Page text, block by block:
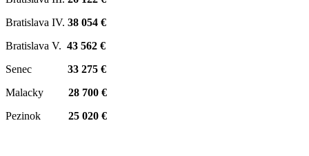
Bratislava IV. 38 054 €
Bratislava V. 43 562 €
Senec 33 275 €
Malacky 28 700 €
Pezinok 25 020 €